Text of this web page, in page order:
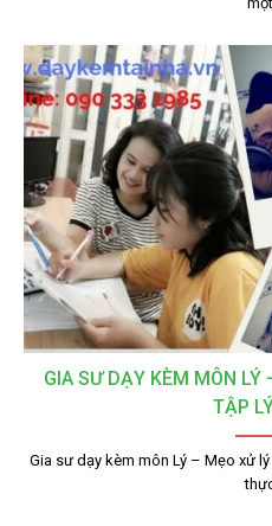
GIA SƯ DẠY KÈM MÔN LÝ
TẬP
Gia sư dạy kèm môn Lý – Mẹo xử